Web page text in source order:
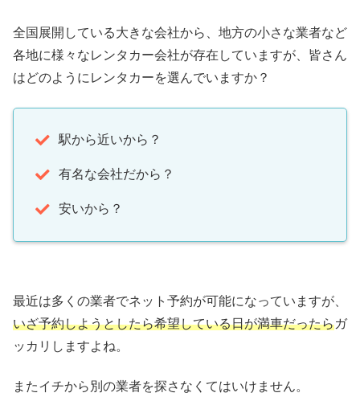
全国展開している大きな会社から、地方の小さな業者など
各地に様々なレンタカー会社が存在していますが、皆さん
はどのようにレンタカーを選んでいますか？
駅から近いから？
有名な会社だから？
安いから？
最近は多くの業者でネット予約が可能になっていますが、
いざ予約しようとしたら希望している日が満車だったらガ
ッカリしますよね。
またイチから別の業者を探さなくてはいけません。